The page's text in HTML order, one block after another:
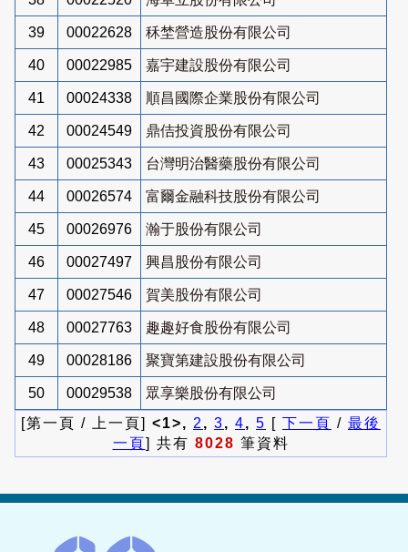
39 00022628 秝埜營造股份有限公司
40 00022985 嘉宇建設股份有限公司
41 00024338 順昌國際企業股份有限公司
42 00024549 鼎佶投資股份有限公司
43 00025343 台灣明治醫藥股份有限公司
44 00026574 富爾金融科技股份有限公司
45 00026976 瀚于股份有限公司
46 00027497 興昌股份有限公司
47 00027546 賀美股份有限公司
48 00027763 趣趣好食股份有限公司
49 00028186 聚寶第建設股份有限公司
50 00029538
眾享樂股份有限公司
[第一頁 / 上一頁] <1>, 2 , 3, 4, 5 [ 下一頁 / 最後
一頁] 共有 8028 筆資料